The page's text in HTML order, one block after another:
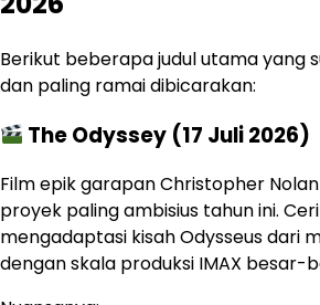
Berikut beberapa judul utama yang
dan paling ramai dibicarakan:
The Odyssey (17 Juli 2026)
Film epik garapan Christopher
proyek paling ambisius tahun ini.
mengadaptasi kisah Odysseus dari
dengan skala produksi IMAX besar-